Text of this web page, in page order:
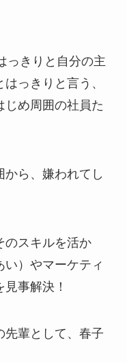
っきりと自分の主
っきりと言う、
じめ周囲の社員た
ら、嫌われてし
のスキルを活か
い）やマーケティ
事解決！
先輩として、春子